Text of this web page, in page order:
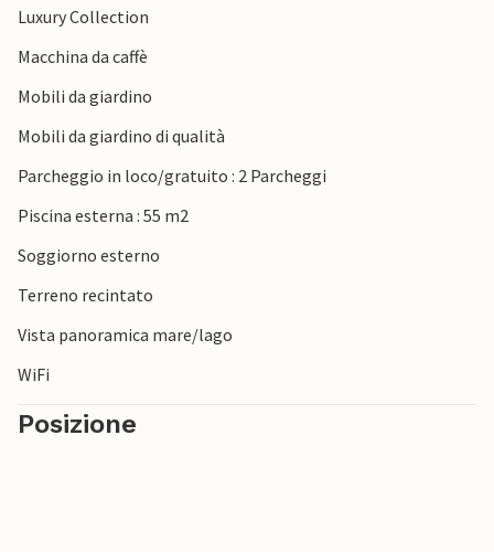
Nota: la piscina può essere riscaldata su richiesta a
pagamento.
Luxury Collection
Macchina da caffè
Mobili da giardino
Mobili da giardino di qualità
Parcheggio in loco/gratuito : 2 Parcheggi
Piscina esterna : 55 m2
Soggiorno esterno
Terreno recintato
Vista panoramica mare/lago
WiFi
Posizione